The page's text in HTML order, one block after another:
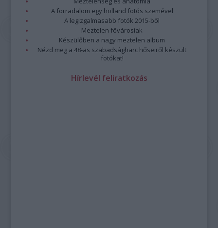
A forradalom egy holland fotós szemével
A legizgalmasabb fotók 2015-ből
Meztelen fővárosiak
Készülőben a nagy meztelen album
Nézd meg a 48-as szabadságharc hőseiről készült
fotókat!
Hírlevél feliratkozás